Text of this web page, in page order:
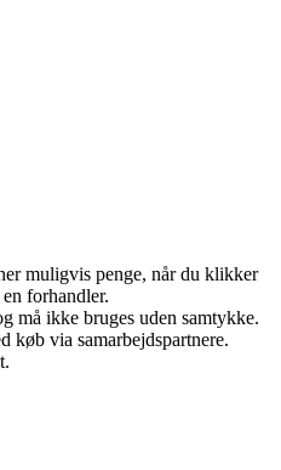
muligvis penge, når du klikker
forhandler.
må ikke bruges uden samtykke.
køb via samarbejdspartnere.